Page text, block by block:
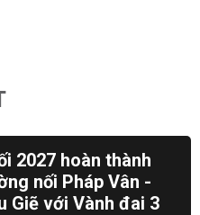
2027 hoàn thành
nối Pháp Vân -
Giẽ với Vành đai 3